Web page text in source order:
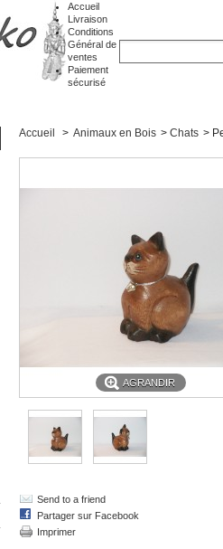
Accueil
Livraison
Conditions
Général de
ventes
Paiement
sécurisé
Accueil > Animaux en Bois > Chats >
AGRANDIR
Send to a friend
Partager sur Facebook
Imprimer